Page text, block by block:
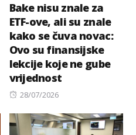
Bake nisu znale za
ETF-ove, ali su znale
kako se čuva novac:
Ovo su finansijske
lekcije koje ne gube
vrijednost
Posted
28/07/2026